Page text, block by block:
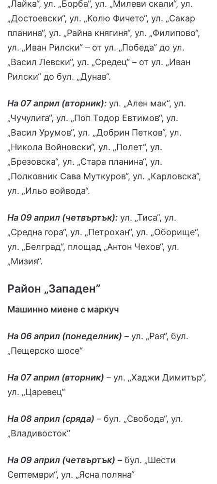
„Лайка“, ул. „Борба“, ул. „Милеви скали“, ул.
„Достоевски“, ул. „Колю Фичето“, ул. „Сакар
планина“, ул. „Райна княгиня“, ул. „Филипово“,
ул. „Иван Рилски“ – от ул. „Победа“ до ул.
„Васил Левски“, ул. „Средец“ – от ул. „Иван
Рилски“ до бул. „Дунав“.
На 07 април (вторник): ул. „Ален мак“, ул.
„Чучулига“, ул. „Поп Тодор Евтимов“, ул.
„Васил Урумов“, ул. „Добрин Петков“, ул.
„Никола Войновски“, ул. „Полет“, ул.
„Брезовска“, ул. „Стара планина“, ул.
„Полковник Сава Муткуров“, ул. „Карловска“,
ул. „Ильо войвода“.
На 09 април (четвъртък): ул. „Тиса“, ул.
„Средна гора“, ул. „Петрохан“, ул. „Оборище“,
ул. „Белград“, площад „Антон Чехов“, ул.
„Мизия“.
Район „Западен”
Машинно миене с маркуч
На 06 април (понеделник) – ул. „Рая“, бул.
„Пещерско шосе“
На 07 април (вторник) – ул. „Хаджи Димитър“,
ул. „Царевец“
На 08 април (сряда) – бул. „Свобода“, ул.
„Владивосток“
На 09 април (четвъртък) – бул. „Шести
Септември“, ул. „Ясна поляна“